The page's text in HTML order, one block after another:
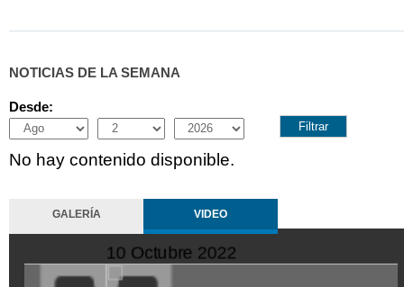
NOTICIAS DE LA SEMANA
Desde:
Month
Day Year
No hay contenido disponible.
GALERÍA VIDEO
10 Octubre 2022